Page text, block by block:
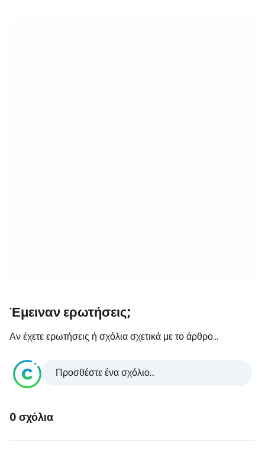
Έμειναν ερωτήσεις;
Αν έχετε ερωτήσεις ή σχόλια σχετικά με το άρθρο...
Προσθέστε ένα σχόλιο...
0 σχόλια